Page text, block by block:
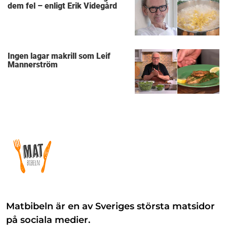
dem fel – enligt Erik Videgård
Ingen lagar makrill som Leif
Mannerström
Matbibeln är en av Sveriges största matsidor
på sociala medier.